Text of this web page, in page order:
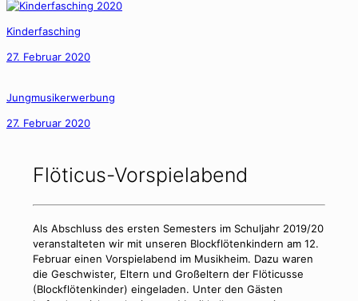
Kinderfasching
27. Februar 2020
Jungmusikerwerbung
27. Februar 2020
Flöticus-Vorspielabend
Als Abschluss des ersten Semesters im Schuljahr 2019/20
veranstalteten wir mit unseren Blockflötenkindern am 12.
Februar einen Vorspielabend im Musikheim. Dazu waren
die Geschwister, Eltern und Großeltern der Flöticusse
(Blockflötenkinder) eingeladen. Unter den Gästen